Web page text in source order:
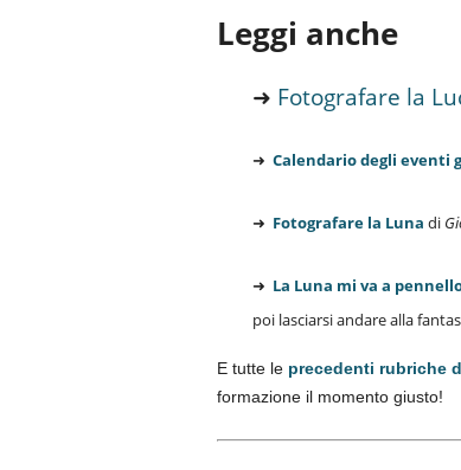
Leggi anche
➜ Fotografare la
➜ Calendario degli eventi
➜ Fotografare la Luna di
➜ La Luna mi va a
poi lasciarsi andare alla
E tutte leprecedenti rubriche
formazione il momento giusto!